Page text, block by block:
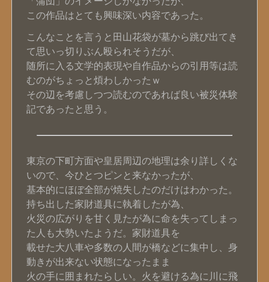
この作品はとても興味深い内容であった。
こんなことを言うと田山花袋が墓から跳び出てき
て思いっ切りぶん殴られそうだが、
随所に入る文学的表現や自作品からの引用等は読
むのがちょっと煩わしかったｗ
その辺を考慮しつつ読むのであれば良い被災体験
記であったと思う。
東京の下町方面や皇居周辺の地理は余り詳しくな
いので、今ひとつピンと来なかったが、
基本的にほぼ全部が焼失したのだけはわかった。
持ち出した家財道具に執着したが為、
火災の広がりを甘く見たが為に命を失ってしまっ
た人も大勢いたようだ。家財道具を
載せた大八車や多数の人間が橋などに集中し、身
動きが出来ない状態になったまま
火の手に囲まれたらしい。火を避ける為に川に飛